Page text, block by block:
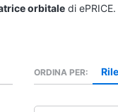
Sega
Vedi tutti
orbitale di
ORDINA PER